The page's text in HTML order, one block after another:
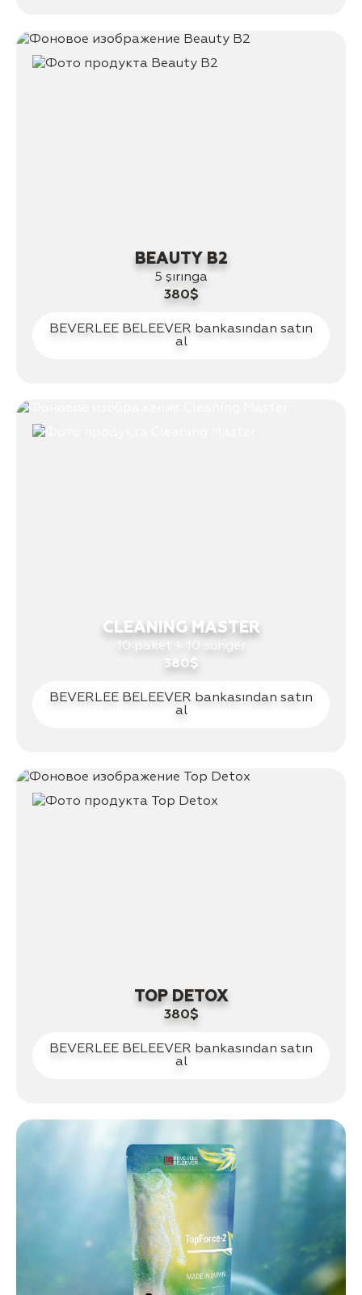
BEAUTY B2
5 şırınga
380$
BEVERLEE BELEEVER bankasından satın
al
CLEANING MASTER
10 paket + 10 sünger
380$
BEVERLEE BELEEVER bankasından satın
al
TOP DETOX
380$
BEVERLEE BELEEVER bankasından satın
al